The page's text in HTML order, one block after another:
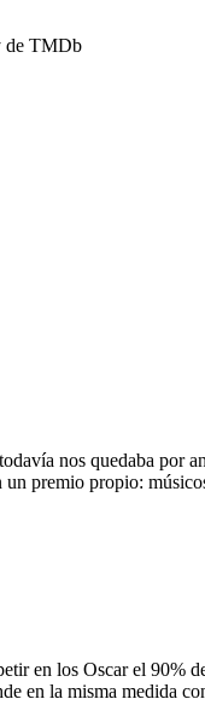
de TMDb
nos quedaba por
premio propio:
en los Oscar el 90%
en la misma medida